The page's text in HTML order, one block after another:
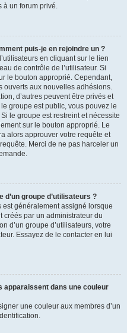
à un forum privé.
puis-je en rejoindre un ?
en cliquant sur le lien
de contrôle de l’utilisateur. Si
le bouton approprié. Cependant,
ouverts aux nouvelles adhésions.
d’autres peuvent être privés et
groupe est public, vous pouvez le
le groupe est restreint et nécessite
sur le bouton approprié. Le
alors approuver votre requête et
Merci de ne pas harceler un
groupe d’utilisateurs ?
est généralement assigné lorsque
créés par un administrateur du
d’un groupe d’utilisateurs, votre
Essayez de le contacter en lui
apparaissent dans une couleur
une couleur aux membres d’un